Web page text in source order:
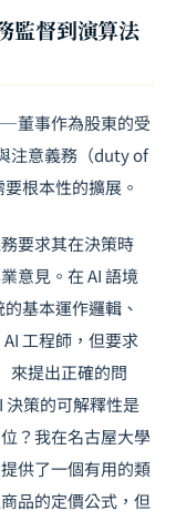
監督到演算法
董事作為股東的受
注意義務（duty of
根本性的擴展。
要求其在決策時
意見。在 AI 語境
基本運作邏輯、
工程師，但要求
來提出正確的問
決策的可解釋性是
？我在名古屋大學
供了一個有用的類
品的定價公式，但